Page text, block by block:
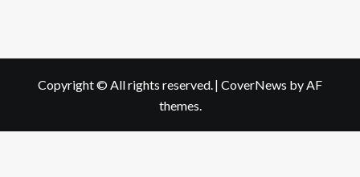
Copyright © All rights reserved.| CoverNews by AF
themes.